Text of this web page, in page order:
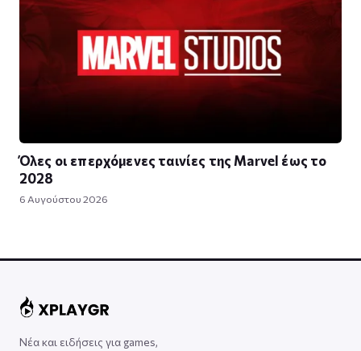
Όλες οι επερχόμενες ταινίες της Marvel έως το
2028
6 Αυγούστου 2026
Νέα και ειδήσεις για games,